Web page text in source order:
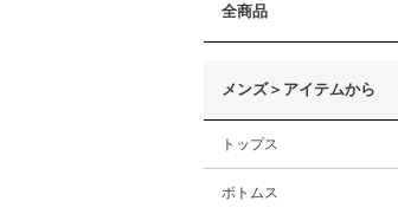
全商品
メンズ＞アイテムから
トップス
ボトムス